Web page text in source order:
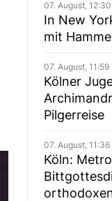
07. August,
In New
mit
07. August, 11:59
Kölner
Pilgerreise
07. August, 11:36
Köln: